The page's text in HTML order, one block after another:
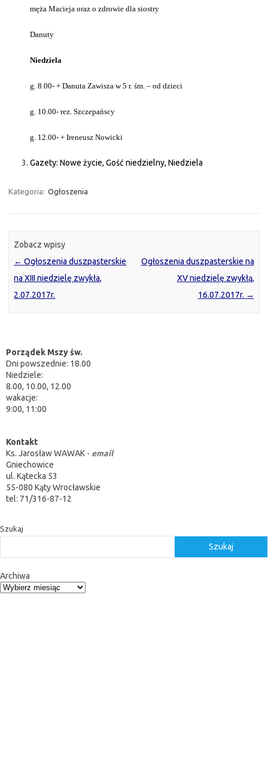
męża Macieja oraz o zdrowie dla siostry
Danuty
Niedziela
g. 8.00- + Danuta Zawisza w 5 r. śm. – od dzieci
g. 10.00- rez. Szczepańscy
g. 12.00- + Ireneusz Nowicki
Gazety: Nowe życie, Gość niedzielny, Niedziela
Kategoria: Ogłoszenia
Zobacz wpisy
← Ogłoszenia duszpasterskie
na XIII niedzielę zwykła,
2.07.2017r.
Ogłoszenia duszpasterskie na
XV niedzielę zwykłą,
16.07.2017r. →
Porządek Mszy św.
Dni powszednie: 18.00
Niedziele:
8.00, 10.00, 12.00
wakacje:
9:00, 11:00
Kontakt
Ks. Jarosław WAWAK - email
Gniechowice
ul. Kątecka 53
55-080 Kąty Wrocławskie
tel: 71/316-87-12
Szukaj
Szukaj
Archiwa